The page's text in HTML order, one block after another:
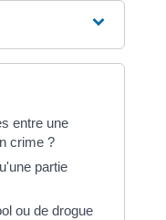
entre une
crime ?
partie
ou de drogue